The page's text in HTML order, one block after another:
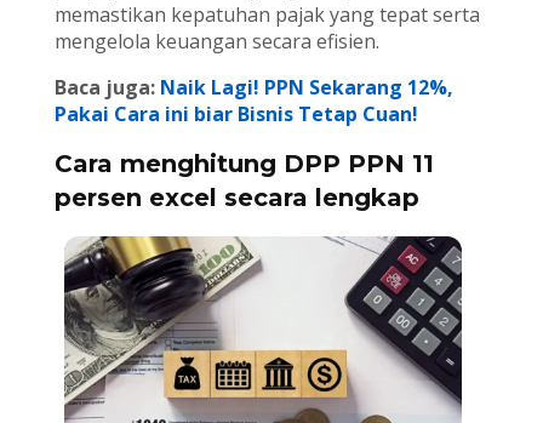
memastikan kepatuhan pajak yang tepat serta
mengelola keuangan secara efisien.
Baca juga: Naik Lagi! PPN Sekarang 12%,
Pakai Cara ini biar Bisnis Tetap Cuan!
Cara menghitung DPP PPN 11
persen excel secara lengkap